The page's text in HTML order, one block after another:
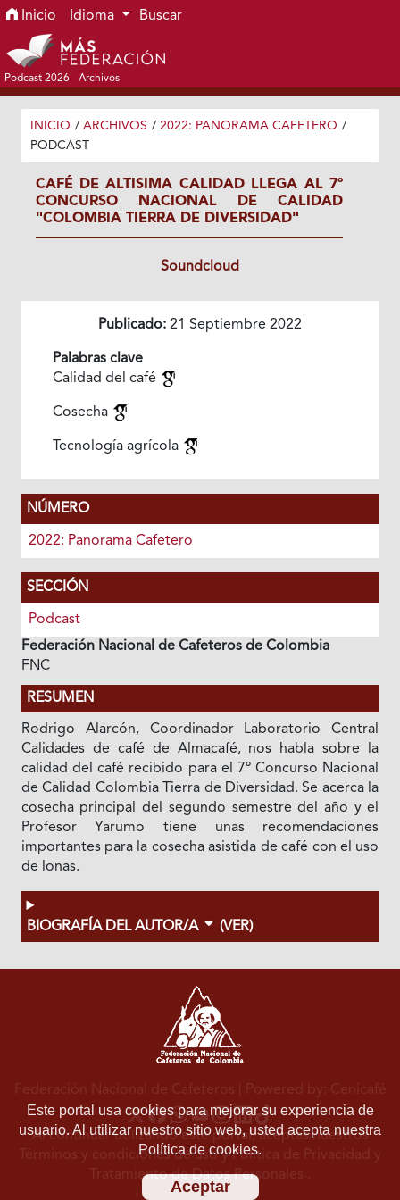
Ir al menú de navegación principal
Ir al contenido principal
Ir al pie de página del sitio
Inicio Idioma Buscar
Podcast 2026 Archivos
INICIO / ARCHIVOS / 2022: PANORAMA CAFETERO /
PODCAST
CAFÉ DE ALTISIMA CALIDAD LLEGA AL 7º
CONCURSO NACIONAL DE CALIDAD
"COLOMBIA TIERRA DE DIVERSIDAD"
Soundcloud
Publicado: 21 Septiembre 2022
Palabras clave
Calidad del café
Cosecha
Tecnología agrícola
NÚMERO
2022: Panorama Cafetero
SECCIÓN
Podcast
Federación Nacional de Cafeteros de Colombia
FNC
RESUMEN
Rodrigo Alarcón, Coordinador Laboratorio Central
Calidades de café de Almacafé, nos habla sobre la
calidad del café recibido para el 7º Concurso Nacional
de Calidad Colombia Tierra de Diversidad. Se acerca la
cosecha principal del segundo semestre del año y el
Profesor Yarumo tiene unas recomendaciones
importantes para la cosecha asistida de café con el uso
de lonas.
BIOGRAFÍA DEL AUTOR/A (VER)
Este portal usa cookies para mejorar su experiencia de
usuario. Al utilizar nuestro sitio web, usted acepta nuestra
Política de cookies.
Aceptar
Federación Nacional de Cafeteros | Powered by: Cenicafé
Al continuar utilizando este portal, aceptas nuestros
Términos y condiciones de usoyPolítica de Privacidad y
Tratamiento de Datos Personales